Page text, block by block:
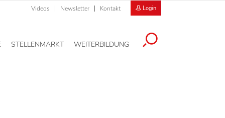
Videos Newsletter Kontakt Login
STELLENMARKT WEITERBILDUNG